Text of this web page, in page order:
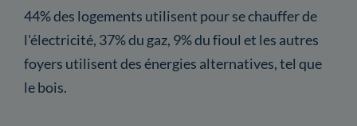
44% des logements utilisent pour se chauffer de
l'électricité, 37% du gaz, 9% du fioul et les autres
foyers utilisent des énergies alternatives, tel que
le bois.